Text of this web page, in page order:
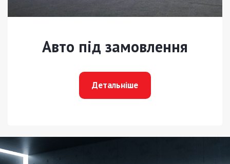
Авто під замовлення
Детальніше